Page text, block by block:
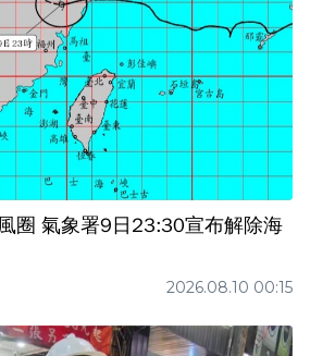
圈 氣象署9日23:30宣布解除海
2026.08.10 00:15